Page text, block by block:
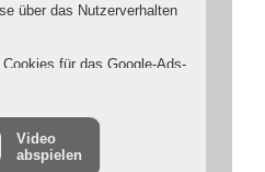
über das Nutzerverhalten
für das Google-Ads-
YouTube legt aber auch in
Möchten Sie dies
Video
abspielen